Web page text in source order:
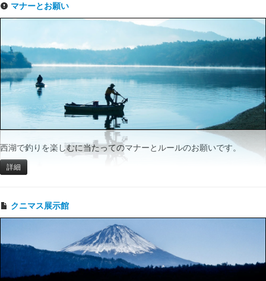
マナーとお願い
西湖で釣りを楽しむに当たってのマナーとルールのお願いです。
詳細
クニマス展示館